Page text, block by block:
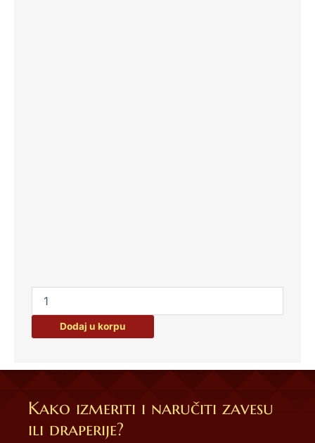
Dodaj u korpu
Kako izmeriti i naručiti zavesu
ili draperije?